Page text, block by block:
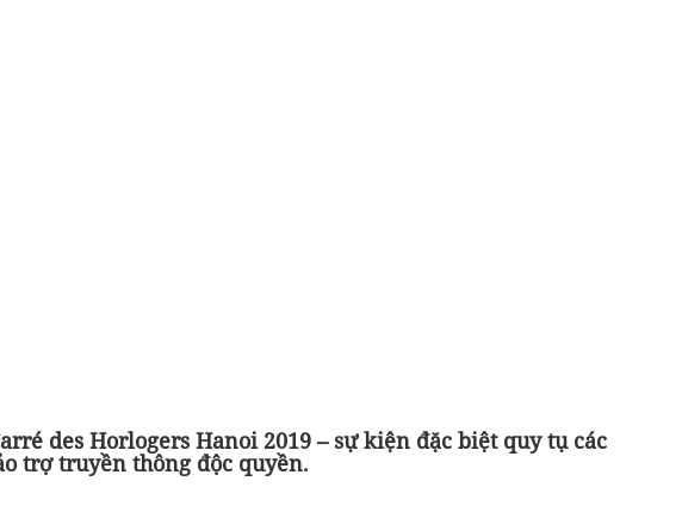
des Horlogers Hanoi 2019 – sự kiện đặc biệt quy tụ các
trợ truyền thông độc quyền.